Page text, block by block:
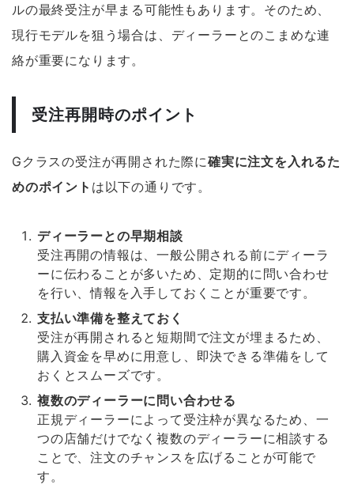
ルの最終受注が早まる可能性もあります。そのため、
現行モデルを狙う場合は、ディーラーとのこまめな連
絡が重要になります。
受注再開時のポイント
Gクラスの受注が再開された際に確実に注文を入れるた
めのポイント は以下の通りです。
ディーラーとの早期相談
受注再開の情報は、一般公開される前にディーラ
ーに伝わることが多いため、定期的に問い合わせ
を行い、情報を入手しておくことが重要です。
支払い準備を整えておく
受注が再開されると短期間で注文が埋まるため、
購入資金を早めに用意し、即決できる準備をして
おくとスムーズです。
複数のディーラーに問い合わせる
正規ディーラーによって受注枠が異なるため、一
つの店舗だけでなく複数のディーラーに相談する
ことで、注文のチャンスを広げることが可能で
す。